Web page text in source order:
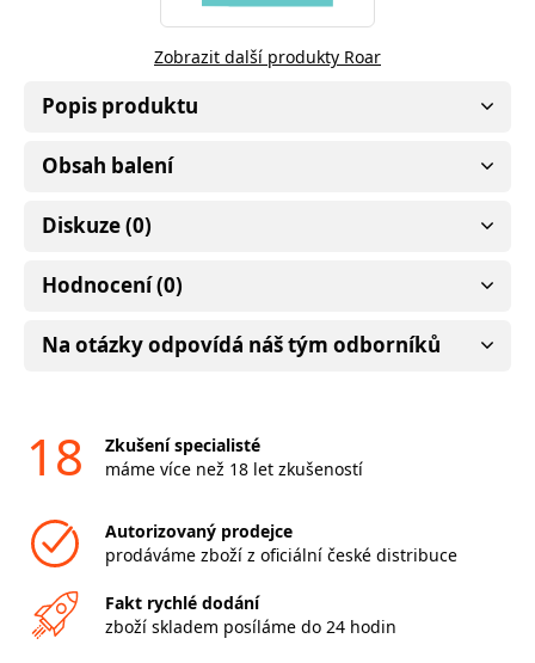
Zobrazit další produkty Roar
Popis produktu
Obsah balení
Diskuze (0)
Hodnocení (0)
Na otázky odpovídá náš tým odborníků
18
Zkušení specialisté
máme více než 18 let zkušeností
Autorizovaný prodejce
prodáváme zboží z oficiální české distribuce
Fakt rychlé dodání
zboží skladem posíláme do 24 hodin